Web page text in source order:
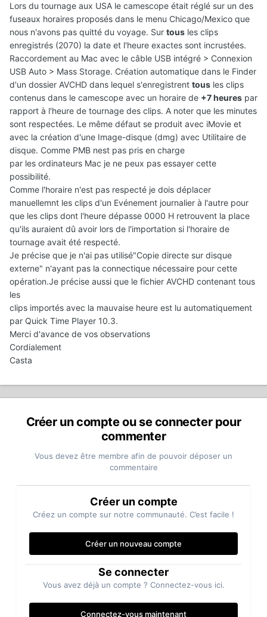
Lors du tournage aux USA le camescope était réglé sur un des
fuseaux horaires proposés dans le menu Chicago/Mexico que
nous n'avons pas quitté du voyage. Sur tous les clips
enregistrés (2070) la date et l'heure exactes sont incrustées.
Raccordement au Mac avec le câble USB intégré > Connexion
USB Auto > Mass Storage. Création automatique dans le Finder
d'un dossier AVCHD dans lequel s'enregistrent tous les clips
contenus dans le camescope avec un horaire de +7 heures par
rapport à l'heure de tournage des clips. A noter que les minutes
sont respectées. Le même défaut se produit avec iMovie et
avec la création d'une Image-disque (dmg) avec Utilitaire de
disque. Comme PMB nest pas pris en charge
par les ordinateurs Mac je ne peux pas essayer cette
possibilité.
Comme l'horaire n'est pas respecté je dois déplacer
manuellemnt les clips d'un Evénement journalier à l'autre pour
que les clips dont l'heure dépasse 0000 H retrouvent la place
qu'ils auraient dû avoir lors de l'importation si l'horaire de
tournage avait été respecté.
Je précise que je n'ai pas utilisé"Copie directe sur disque
externe" n'ayant pas la connectique nécessaire pour cette
opération.Je précise aussi que le fichier AVCHD contenant tous
les
clips importés avec la mauvaise heure est lu automatiquement
par Quick Time Player 10.3.
Merci d'avance de vos observations
Cordialement
Casta
Créer un compte ou se connecter pour
commenter
Vous devez être membre afin de pouvoir déposer un
commentaire
Créer un compte
Créez un compte sur notre communauté. C’est facile !
Créer un nouveau compte
Se connecter
Vous avez déjà un compte ? Connectez-vous ici.
Connectez-vous maintenant